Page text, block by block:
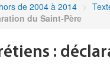
de 2004 à 2014 >
du Saint-Père
: